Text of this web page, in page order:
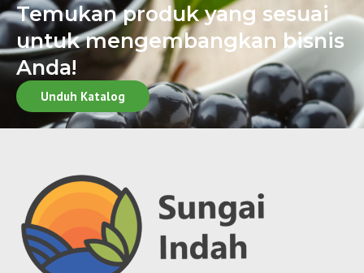
Temukan produk yang sesuai
untuk mengembangkan bisnis
Anda!
Unduh Katalog